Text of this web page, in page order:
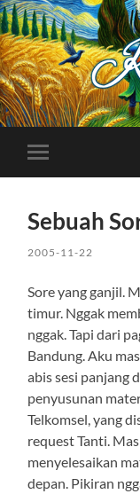
Toggle
mobile
Sebuah
2005-11-22
Sore yang ganjil.
timur. Nggak
nggak. Tapi dari
Bandung. Aku
abis sesi panjang
penyusunan
Telkomsel, yang
request Tanti.
menyelesaikan
depan. Pikiran